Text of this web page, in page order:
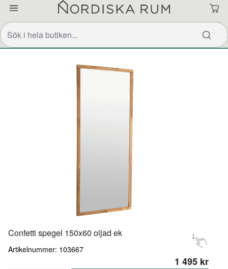
Confetti spegel 150x60 oljad ek
Artikelnummer: 103667
1 495 kr